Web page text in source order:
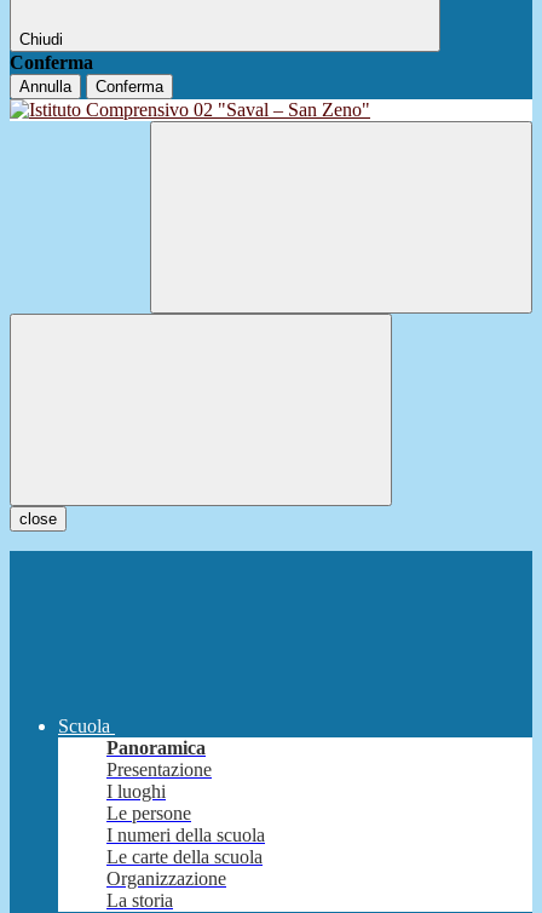
Chiudi
Conferma
Annulla Conferma
close
Scuola
Panoramica
Presentazione
I luoghi
Le persone
I numeri della scuola
Le carte della scuola
Organizzazione
La storia